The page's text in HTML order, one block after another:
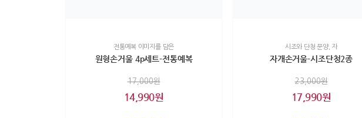
전통예복 이미지를 담은
원형손거울 4p세트-전통예복
17,000원
14,990원
시조와 단청 문양, 자
자개손거울-시조단청2종
23,000원
17,990원